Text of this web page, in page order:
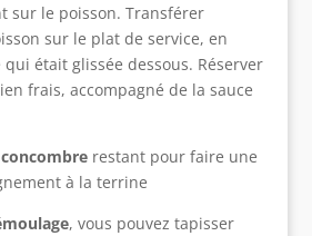
sur le poisson. Transférer
sur le plat de service, en
était glissée dessous. Réserver
frais, accompagné de la sauce
restant pour faire une
à la terrine
, vous pouvez tapisser